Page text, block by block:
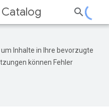
Inhalte in Ihre bevorzugte
können Fehler